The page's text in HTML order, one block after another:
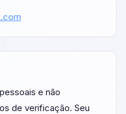
e não
de verificação. Seu